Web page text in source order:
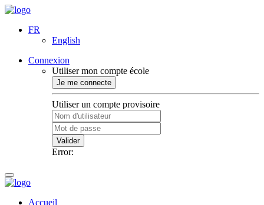
FR
English
Connexion
Utiliser mon compte école
Je me connecte
Utiliser un compte provisoire
Valider
Error:
Accueil